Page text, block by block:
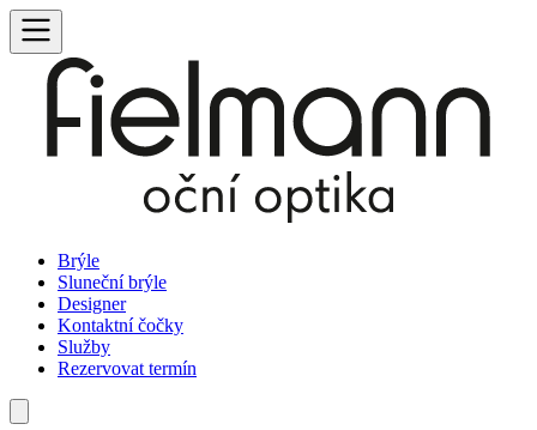
Brýle
Sluneční brýle
Designer
Kontaktní čočky
Služby
Rezervovat termín